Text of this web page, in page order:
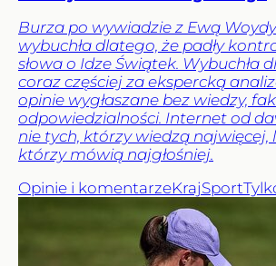
Burza po wywiadzie z Ewą
wybuchła dlatego, że padły
słowa o Idze Świątek. Wybuchła
coraz częściej za ekspercką
opinie wygłaszane bez wiedzy,
odpowiedzialności. Internet od
nie tych, którzy wiedzą najwięcej,
którzy mówią najgłośniej.
Opinie i komentarzeKrajSport